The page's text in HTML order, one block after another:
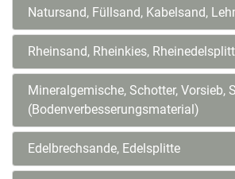
Natursand, Füllsand, Kabelsand,
Rheinsand, Rheinkies, Rheinedelsplitt
Mineralgemische, Schotter, Vorsieb,
(Bodenverbesserungsmaterial)
Edelbrechsande, Edelsplitte